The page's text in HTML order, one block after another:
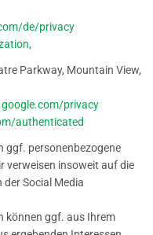
de/privacy
Parkway, Mountain View,
privacy
authenticated
ggf. personenbezogene
verweisen insoweit auf die
Social Media
können ggf. aus Ihrem